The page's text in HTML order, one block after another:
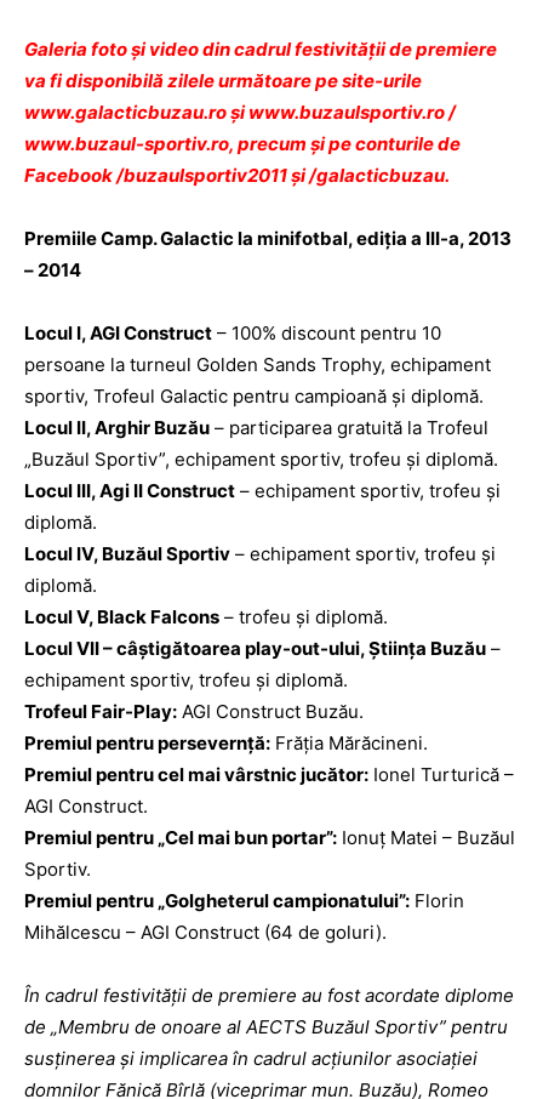
Galeria foto şi video din cadrul festivităţii de premiere
va fi disponibilă zilele următoare pe site-urile
www.galacticbuzau.ro şiwww.buzaulsportiv.ro/
www.buzaul-sportiv.ro, precum şi pe conturile de
Facebook /buzaulsportiv2011şi /galacticbuzau.
Premiile Camp. Galactic la minifotbal, ediţia a III-a, 2013
– 2014
Locul I, AGI Construct – 100% discount pentru 10
persoane la turneul Golden Sands Trophy, echipament
sportiv, Trofeul Galactic pentru campioană şi diplomă.
Locul II, Arghir Buzău – participarea gratuită la Trofeul
„Buzăul Sportiv”, echipament sportiv, trofeu şi diplomă.
Locul III, Agi II Construct – echipament sportiv, trofeu şi
diplomă.
Locul IV, Buzăul Sportiv – echipament sportiv, trofeu şi
diplomă.
Locul V, Black Falcons – trofeu şi diplomă.
Locul VII – câştigătoarea play-out-ului, Ştiinţa Buzău –
echipament sportiv, trofeu şi diplomă.
Trofeul Fair-Play: AGI Construct Buzău.
Premiul pentru persevernţă: Frăţia Mărăcineni.
Premiul pentru cel mai vârstnic jucător: Ionel Turturică –
AGI Construct.
Premiul pentru „Cel mai bun portar”: Ionuţ Matei – Buzăul
Sportiv.
Premiul pentru „Golgheterul campionatului”: Florin
Mihălcescu – AGI Construct (64 de goluri).
În cadrul festivităţii de premiere au fost acordate diplome
de „Membru de onoare al AECTS Buzăul Sportiv” pentru
susţinerea şi implicarea în cadrul acţiunilor asociaţiei
domnilor Fănică Bîrlă (viceprimar mun. Buzău), Romeo